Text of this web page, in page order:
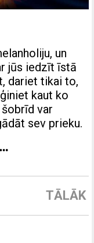
un
jūs iedzīt īstā
dariet tikai to,
kaut ko
var
sev prieku.
TĀLĀK